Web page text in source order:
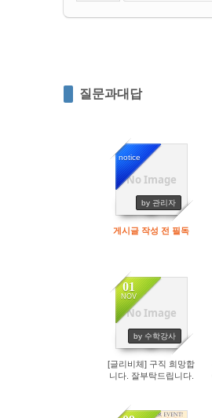
질문과대답
No Image
notice
by 관리자
14224
게시글 작성 전 필독
No Image
01
NOV
by 수학강사
1298
[글리비체] 구직 희망합
니다. 잘부탁드립니다.